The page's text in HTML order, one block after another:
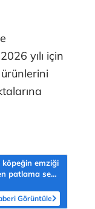
yılı için
köpeğin emziği
patlama sesi
Görüntüle